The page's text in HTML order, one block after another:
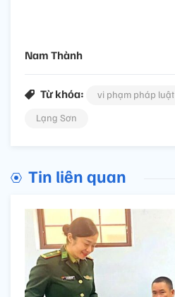
Nam Thành
Từ khóa: vi phạm pháp luật
Lạng Sơn
Tin liên quan